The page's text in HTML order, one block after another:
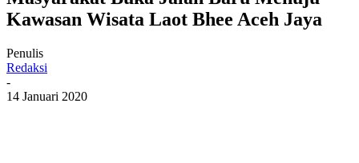
Kawasan Wisata Laot Bhee Aceh Jaya
Penulis
Redaksi
-
14 Januari 2020